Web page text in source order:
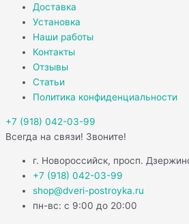
Доставка
Установка
Наши работы
Контакты
Отзывы
Статьи
Политика конфиденциальности
+7 (918) 042-03-99
Всегда на связи! Звоните!
г. Новороссийск, просп.
+7 (918) 042-03-99
shop@dveri-postroyka.ru
пн-вс: с 9:00 до 20:00